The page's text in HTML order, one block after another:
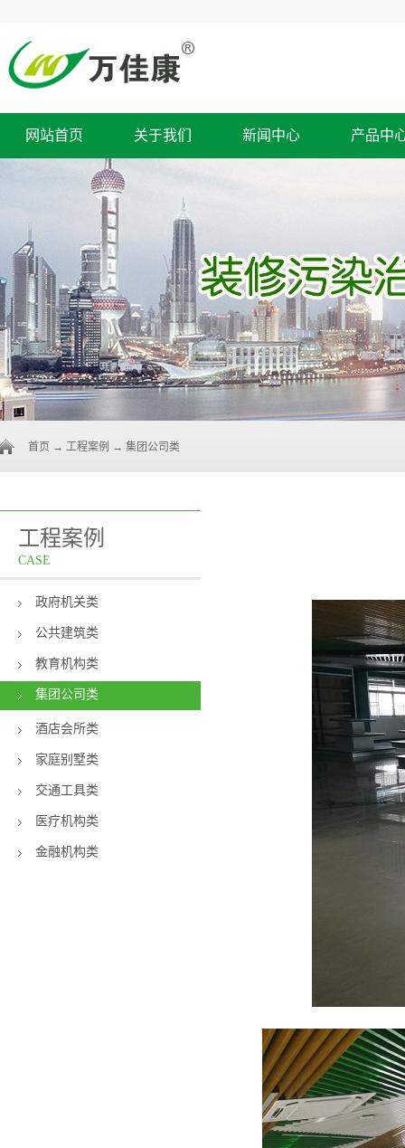
网站首页 关于我们 新闻中心 产品中
工程案例
CASE
政府机关类
公共建筑类
教育机构类
集团公司类
酒店会所类
家庭别墅类
交通工具类
医疗机构类
金融机构类
首页 → 工程案例 → 集团公司类